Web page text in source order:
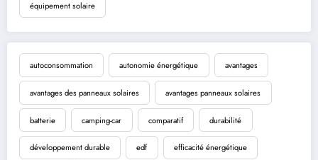
équipement solaire
autoconsommation autonomie énergétique avantages
avantages des panneaux solaires avantages panneaux solaires
batterie camping-car comparatif durabilité
développement durable edf efficacité énergétique